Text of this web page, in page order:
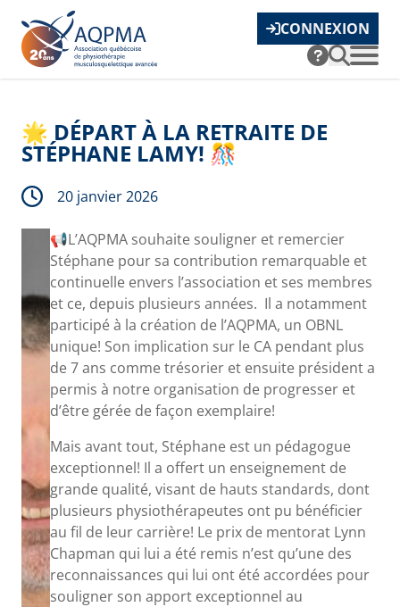
CONNEXION
🌟 DÉPART À LA RETRAITE DE
STÉPHANE LAMY! 🎊
20 janvier 2026
📢L’AQPMA souhaite souligner et remercier
Stéphane pour sa contribution remarquable et
continuelle envers l’association et ses membres
et ce, depuis plusieurs années. Il a notamment
participé à la création de l’AQPMA, un OBNL
unique! Son implication sur le CA pendant plus
de 7 ans comme trésorier et ensuite président a
permis à notre organisation de progresser et
d’être gérée de façon exemplaire!
Mais avant tout, Stéphane est un pédagogue
exceptionnel! Il a offert un enseignement de
grande qualité, visant de hauts standards, dont
plusieurs physiothérapeutes ont pu bénéficier
au fil de leur carrière! Le prix de mentorat Lynn
Chapman qui lui a été remis n’est qu’une des
reconnaissances qui lui ont été accordées pour
souligner son apport exceptionnel au